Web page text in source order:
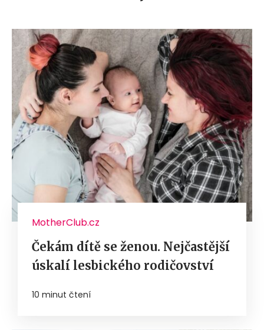
MotherClub.cz
Čekám dítě se ženou. Nejčastější
úskalí lesbického rodičovství
10 minut čtení